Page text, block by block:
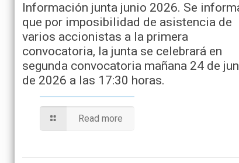
Información junta junio 2026. Se
que por imposibilidad de asistencia de
varios accionistas a la primera
convocatoria, la junta se celebrará en
segunda convocatoria mañana 24 de
de 2026 a las 17:30 horas.
Read more